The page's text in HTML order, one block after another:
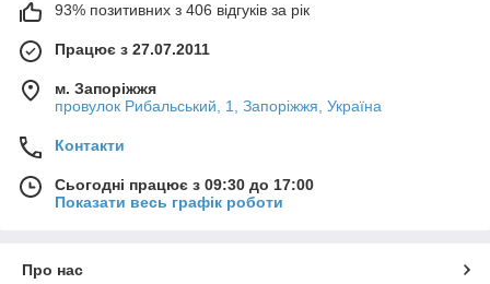
93% позитивних з 406 відгуків за рік
Працює з 27.07.2011
м. Запоріжжя
провулок Рибальський, 1, Запоріжжя, Україна
Контакти
Сьогодні працює з 09:30 до 17:00
Показати весь графік роботи
Про нас